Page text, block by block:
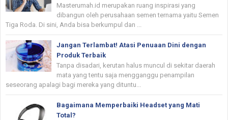
Masterumah.id merupakan ruang inspirasi yang
dibangun oleh perusahaan semen ternama yaitu Semen
Tiga Roda. Di sini, Anda bisa berkumpul dan ...
Jangan Terlambat! Atasi Penuaan Dini dengan
Produk Terbaik
Tanpa disadari, kerutan halus muncul di sekitar daerah
mata yang tentu saja mengganggu penampilan
seseorang apalagi bagi mereka yang dituntu...
Bagaimana Memperbaiki Headset yang Mati
Total?